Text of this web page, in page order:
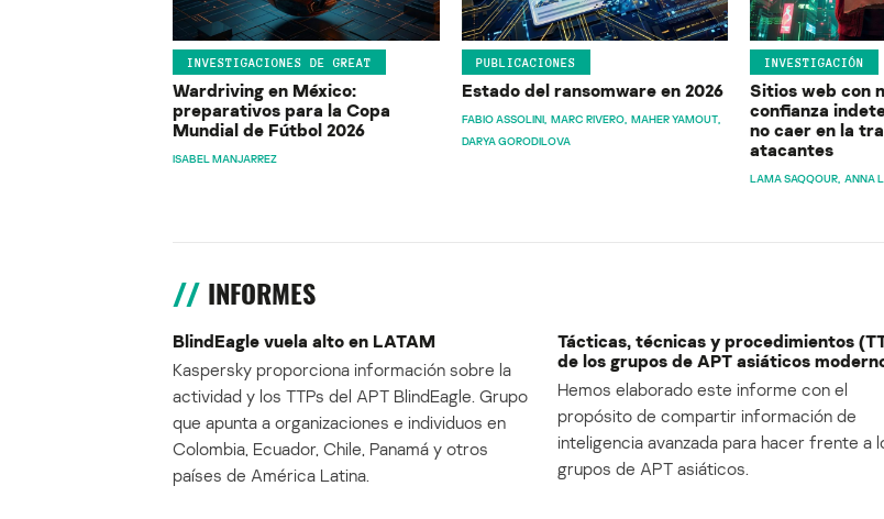
INVESTIGACIONES DE GREAT
Wardriving en México:
preparativos para la Copa
Mundial de Fútbol 2026
ISABEL MANJARREZ
PUBLICACIONES
Estado del ransomware en 2026
FABIO ASSOLINI MARC RIVERO MAHER YAMOUT
DARYA GORODILOVA
INVESTIGACIÓN
Sitios web con
confianza
no caer en la
atacantes
LAMA SAQQOUR ANNA
INFORMES
BlindEagle vuela alto en LATAM
Kaspersky proporciona información sobre la
actividad y los TTPs del APT BlindEagle. Grupo
que apunta a organizaciones e individuos en
Colombia, Ecuador, Chile, Panamá y otros
países de América Latina.
Tácticas, técnicas y procedimientos
de los grupos de APT asiáticos
Hemos elaborado este informe con el
propósito de compartir información de
inteligencia avanzada para hacer frente a
grupos de APT asiáticos.